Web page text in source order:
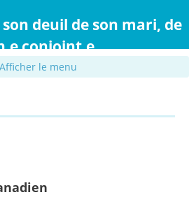
deuil de son mari, de
conjoint.e
le menu